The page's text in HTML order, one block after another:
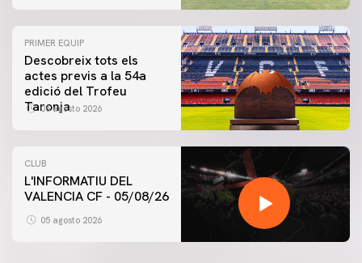
PRIMER EQUIP
Descobreix tots els
actes previs a la 54a
edició del Trofeu
Taronja
06 agosto 2026
CLUB
L'INFORMATIU DEL
VALENCIA CF - 05/08/26
05 agosto 2026